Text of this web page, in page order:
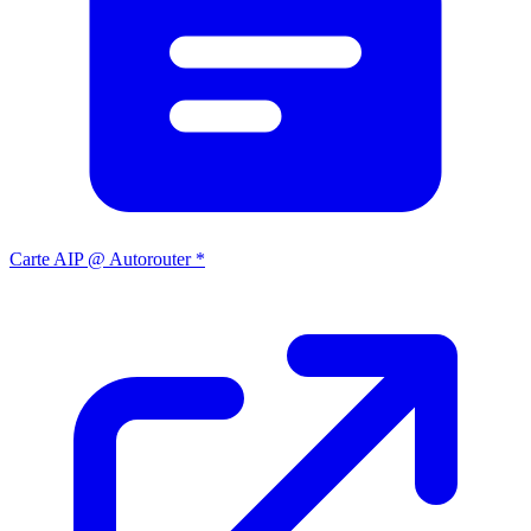
Carte AIP @ Autorouter *